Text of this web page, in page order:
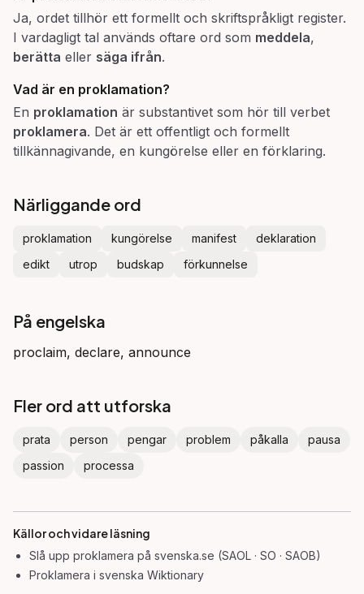
Ja, ordet tillhör ett formellt och skriftspråkligt register.
I vardagligt tal används oftare ord som meddela,
berätta eller säga ifrån.
Vad är en proklamation?
En proklamation är substantivet som hör till verbet
proklamera. Det är ett offentligt och formellt
tillkännagivande, en kungörelse eller en förklaring.
Närliggande ord
proklamation kungörelse manifest
deklaration
edikt
utrop budskap förkunnelse
På engelska
proclaim, declare, announce
Fler ord att utforska
prata person pengar problem påkalla
pausa
passion
processa
Källor och vidare läsning
Slå upp proklamera på svenska.se (SAOL · SO · SAOB)
Proklamera i svenska Wiktionary